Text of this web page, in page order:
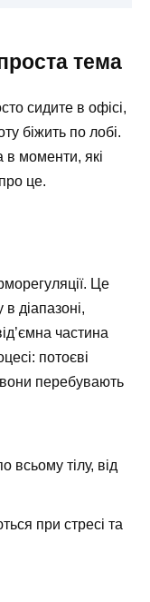
тема
сидите в офісі,
біжить по лобі.
в моменти, які
це.
Це
діапазоні,
частина
потоєві
перебувають
всьому тілу, від
при стресі та